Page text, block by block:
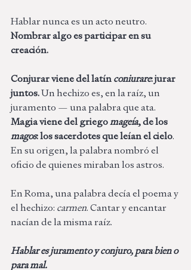
Hablar nunca es un acto neutro.
Nombrar algo es participar en su
creación.
Conjurar viene del latín coniurare: jurar
juntos. Un hechizo es, en la raíz, un
juramento — una palabra que ata.
Magia viene del griego mageía, de los
magos: los sacerdotes que leían el cielo.
En su origen, la palabra nombró el
oficio de quienes miraban los astros.
En Roma, una palabra decía el poema y
el hechizo: carmen. Cantar y encantar
nacían de la misma raíz.
Hablar es juramento y conjuro, para bien o
para mal.